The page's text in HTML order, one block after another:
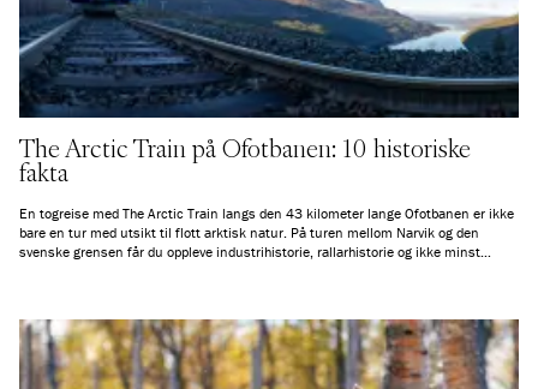
The Arctic Train på Ofotbanen: 10 historiske
fakta
En togreise med The Arctic Train langs den 43 kilometer lange Ofotbanen er ikke
bare en tur med utsikt til flott arktisk natur. På turen mellom Narvik og den
svenske grensen får du oppleve industrihistorie, rallarhistorie og ikke minst